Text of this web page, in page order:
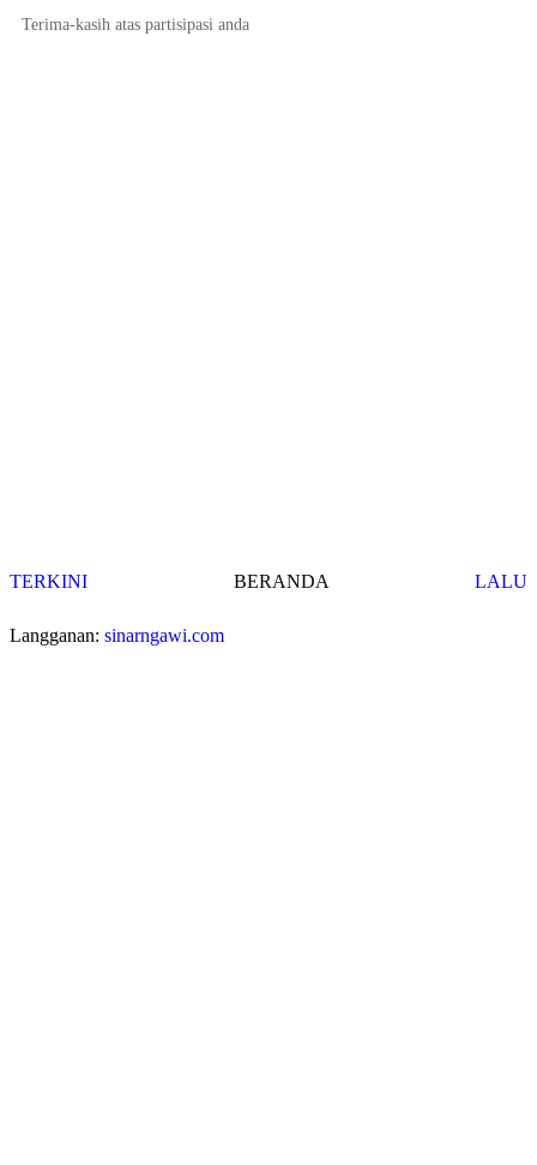
Terima-kasih atas partisipasi anda
TERKINI LALU
BERANDA
Langganan: sinarngawi.com